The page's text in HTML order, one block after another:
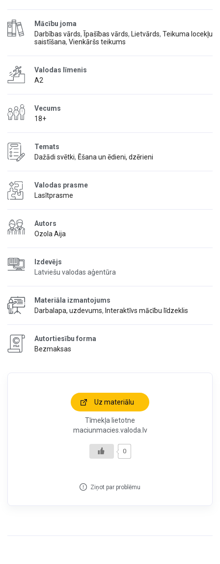
Mācību joma
Darbības vārds, Īpašības vārds, Lietvārds, Teikuma locekļu
saistīšana, Vienkāršs teikums
Valodas līmenis
A2
Vecums
18+
Temats
Dažādi svētki, Ēšana un ēdieni, dzērieni
Valodas prasme
Lasītprasme
Autors
Ozola Aija
Izdevējs
Latviešu valodas aģentūra
Materiāla izmantojums
Darbalapa, uzdevums, Interaktīvs mācību līdzeklis
Autortiesību forma
Bezmaksas
Uz materiālu
Tīmekļa lietotne
maciunmacies.valoda.lv
0
Ziņot par problēmu